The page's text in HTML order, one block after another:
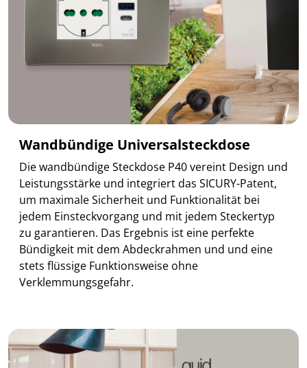
Wandbündige Universalsteckdose
Die wandbündige Steckdose P40 vereint Design und
Leistungsstärke und integriert das SICURY-Patent,
um maximale Sicherheit und Funktionalität bei
jedem Einsteckvorgang und mit jedem Steckertyp
zu garantieren. Das Ergebnis ist eine perfekte
Bündigkeit mit dem Abdeckrahmen und und eine
stets flüssige Funktionsweise ohne
Verklemmungsgefahr.